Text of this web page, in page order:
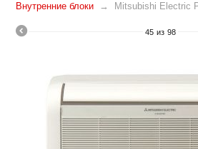
Внутренние блоки
Mitsubishi Electric
45 из 98